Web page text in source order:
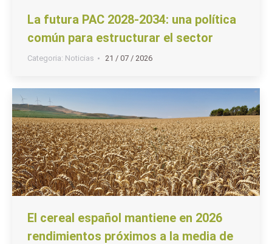
La futura PAC 2028-2034: una política
común para estructurar el sector
Categoria: Noticias 21 / 07 / 2026
El cereal español mantiene en 2026
rendimientos próximos a la media de